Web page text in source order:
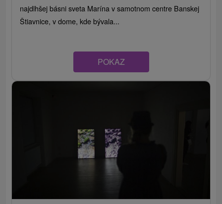
najdlhšej básni sveta Marína v samotnom centre Banskej
Štiavnice, v dome, kde bývala...
POKAZ